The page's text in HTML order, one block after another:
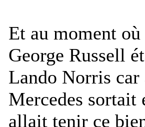
Et au moment
George Russell
Lando Norris
Mercedes sortait
allait tenir ce